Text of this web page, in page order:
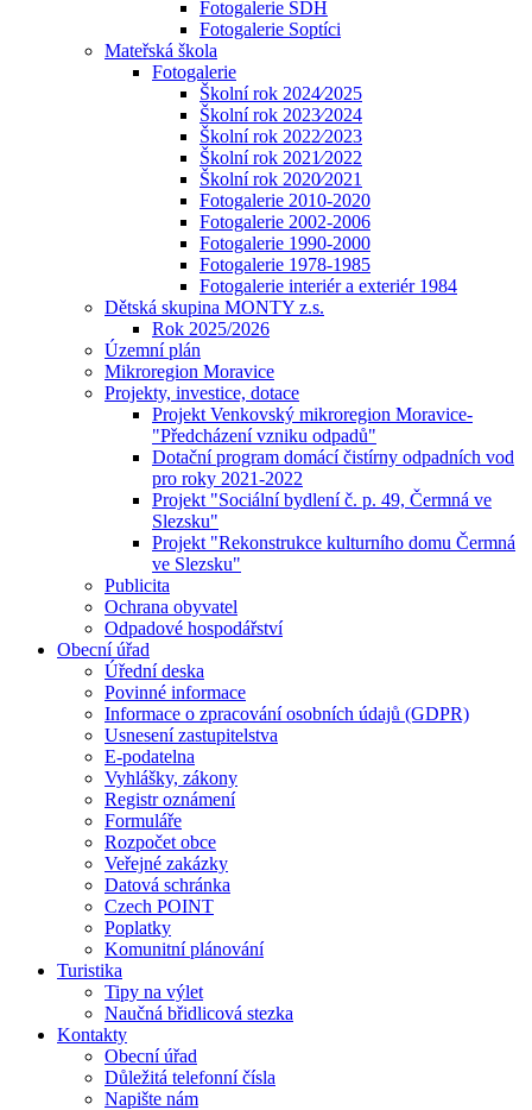
Fotogalerie SDH
Fotogalerie Soptíci
Mateřská škola
Fotogalerie
Školní rok 2024⁄2025
Školní rok 2023⁄2024
Školní rok 2022⁄2023
Školní rok 2021⁄2022
Školní rok 2020⁄2021
Fotogalerie 2010-2020
Fotogalerie 2002-2006
Fotogalerie 1990-2000
Fotogalerie 1978-1985
Fotogalerie interiér a exteriér 1984
Dětská skupina MONTY z.s.
Rok 2025/2026
Územní plán
Mikroregion Moravice
Projekty, investice, dotace
Projekt Venkovský mikroregion Moravice-
"Předcházení vzniku odpadů"
Dotační program domácí čistírny odpadních vod
pro roky 2021-2022
Projekt "Sociální bydlení č. p. 49, Čermná ve
Slezsku"
Projekt "Rekonstrukce kulturního domu Čermná
ve Slezsku"
Publicita
Ochrana obyvatel
Odpadové hospodářství
Obecní úřad
Úřední deska
Povinné informace
Informace o zpracování osobních údajů (GDPR)
Usnesení zastupitelstva
E-podatelna
Vyhlášky, zákony
Registr oznámení
Formuláře
Rozpočet obce
Veřejné zakázky
Datová schránka
Czech POINT
Poplatky
Komunitní plánování
Turistika
Tipy na výlet
Naučná břidlicová stezka
Kontakty
Obecní úřad
Důležitá telefonní čísla
Napište nám